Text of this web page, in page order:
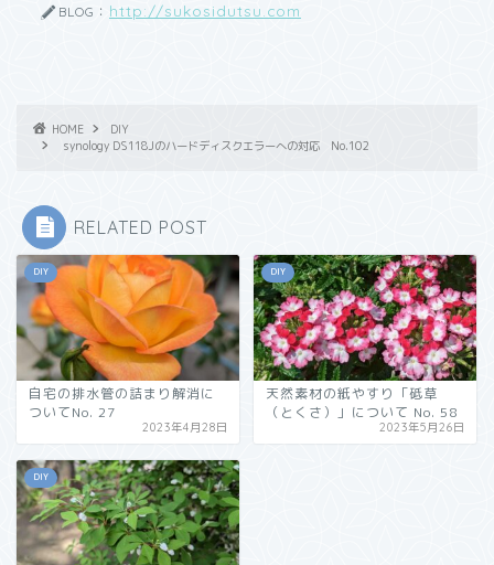
BLOG： http://sukosidutsu.com
HOME
DIY
synology DS118Jのハードディスクエラーへの対応 No.102
RELATED POST
DIY
自宅の排水管の詰まり解消に
ついてNo. 27
2023年4月28日
DIY
天然素材の紙やすり「砥草
（とくさ）」について No. 58
2023年5月26日
DIY